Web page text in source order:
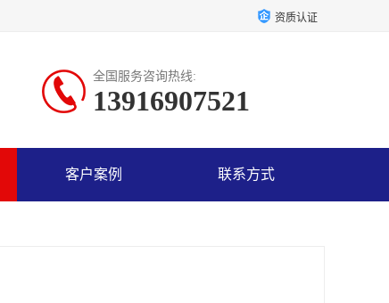
资质认证
全国服务咨询热线:
13916907521
客户案例 联系方式